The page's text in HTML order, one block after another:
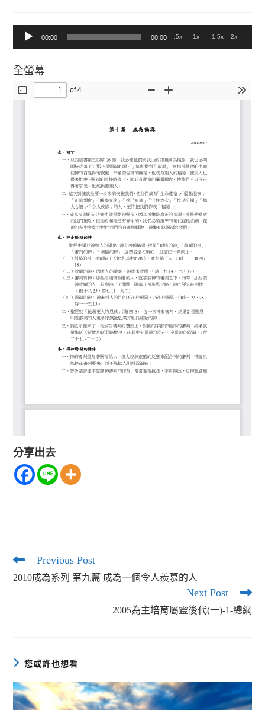
播
放
00:00 00:00 .5x 1x 1.5x 2x
全螢幕
分享出去
Read
articles
Previous Post
2010成為系列 第九篇 成為一個令人羨慕的人
Next Post
2005為主培育屬靈後代(一)-1-總綱
您或許也想看